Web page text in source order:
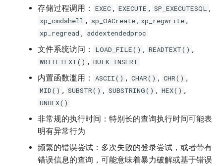
存储过程调用： EXEC , EXECUTE , SP_EXECUTESQL ,
xp_cmdshell , sp_OACreate , xp_regwrite ,
xp_regread , addextendedproc
文件系统访问： LOAD_FILE() , READTEXT() ,
WRITETEXT() , BULK INSERT
内置函数滥用： ASCII() , CHAR() , CHR() ,
MID() , SUBSTR() , SUBSTRING() , HEX() ,
UNHEX()
非常规的执行时间：特别长的查询执行时间可能表
明有异常行为
频繁的错误尝试：多次失败的登录尝试，或者带有
错误信息的查询，可能意味着暴力破解或基于错误